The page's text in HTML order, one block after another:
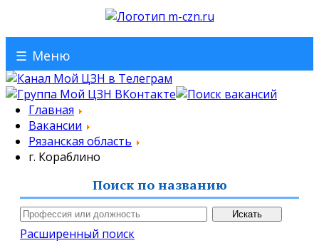
☰ Меню
Главная
Вакансии
Рязанская область
г. Кораблино
Поиск по названию
Расширенный поиск